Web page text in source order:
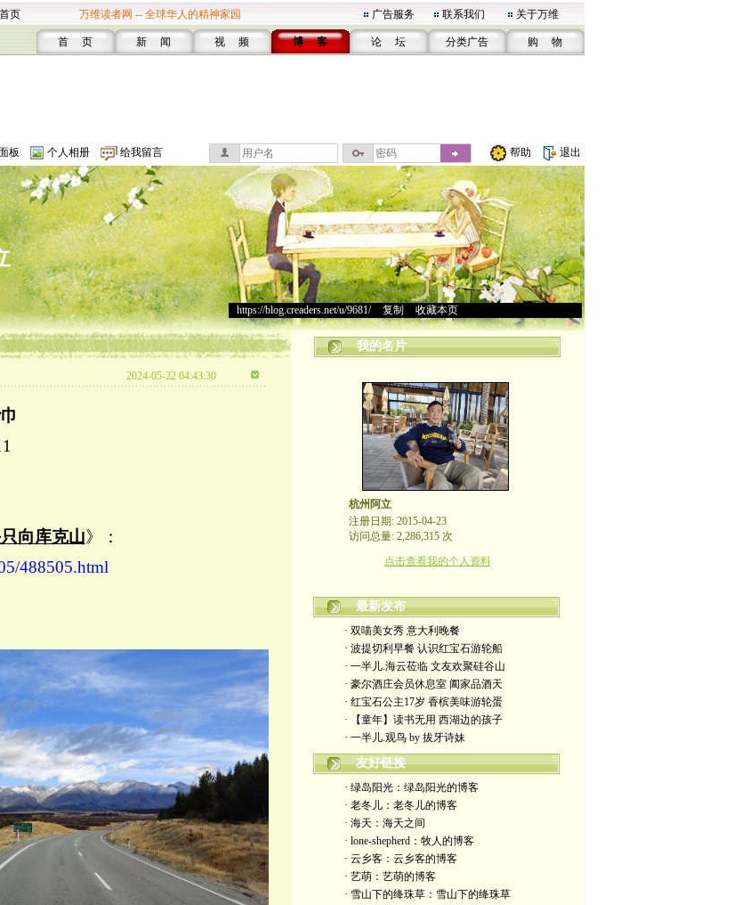
页 万维读者网 -- 全球华人的精神家园 广告服务 联系我们 关于万维
首 页 新 闻 视 频 博 客 论 坛 分类广告 购 物
板 个人相册 给我留言 帮助 退出
https://blog.creaders.net/u/9681/> 复制 收藏本页
2024-05-22 04:43:30
向库克山》：
488505.html
我的名片
杭州阿立
注册日期: 2015-04-23
访问总量: 2,286,315 次
点击查看我的个人资料
最新发布
· 双喵美女秀 意大利晚餐
· 波提切利早餐 认识红宝石游轮船
· 一半儿.海云莅临 文友欢聚硅谷山
· 豪尔酒庄会员休息室 阖家品酒天
· 红宝石公主17岁 香槟美味游轮蛋
· 【童年】读书无用 西湖边的孩子
· 一半儿.观鸟 by 拔牙诗妹
友好链接
· 绿岛阳光：绿岛阳光的博客
· 老冬儿：老冬儿的博客
· 海天：海天之间
· lone-shepherd：牧人的博客
· 云乡客：云乡客的博客
· 艺萌：艺萌的博客
· 雪山下的绛珠草：雪山下的绛珠草